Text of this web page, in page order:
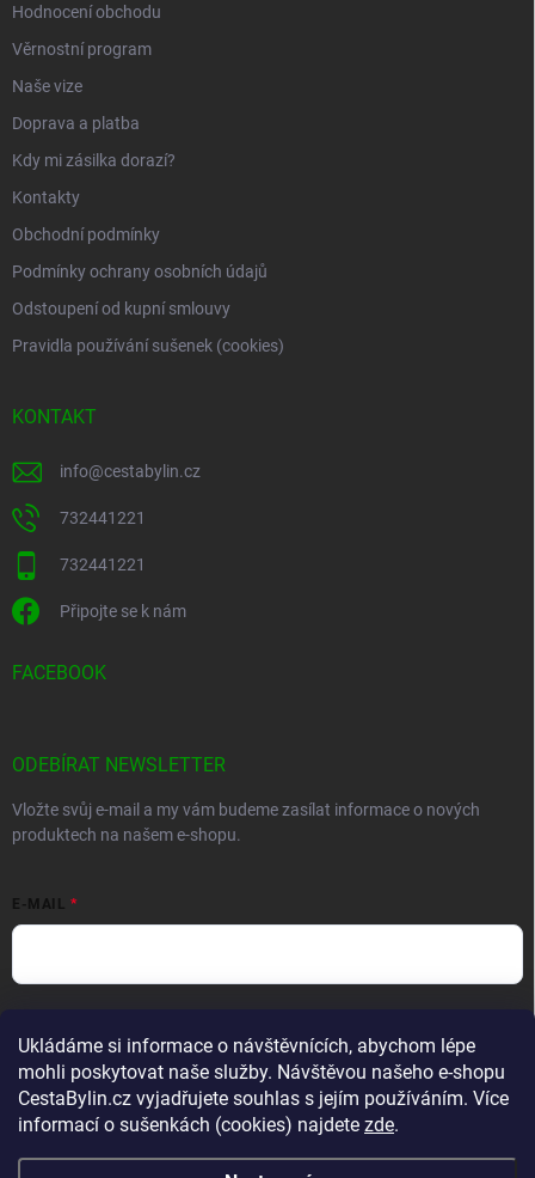
Ukládáme si informace o návštěvnících, abychom lépe
mohli poskytovat naše služby. Návštěvou našeho e-shopu
CestaBylin.cz vyjadřujete souhlas s jejím používáním. Více
informací o sušenkách (cookies) najdete zde.
Hodnocení obchodu
Věrnostní program
Naše vize
Doprava a platba
Kdy mi zásilka dorazí?
Kontakty
Obchodní podmínky
Podmínky ochrany osobních údajů
Odstoupení od kupní smlouvy
Pravidla používání sušenek (cookies)
KONTAKT
info@cestabylin.cz
732441221
732441221
Připojte se k nám
FACEBOOK
ODEBÍRAT NEWSLETTER
Vložte svůj e-mail a my vám budeme zasílat informace o nových
produktech na našem e-shopu.
E-MAIL
Přihlásit se